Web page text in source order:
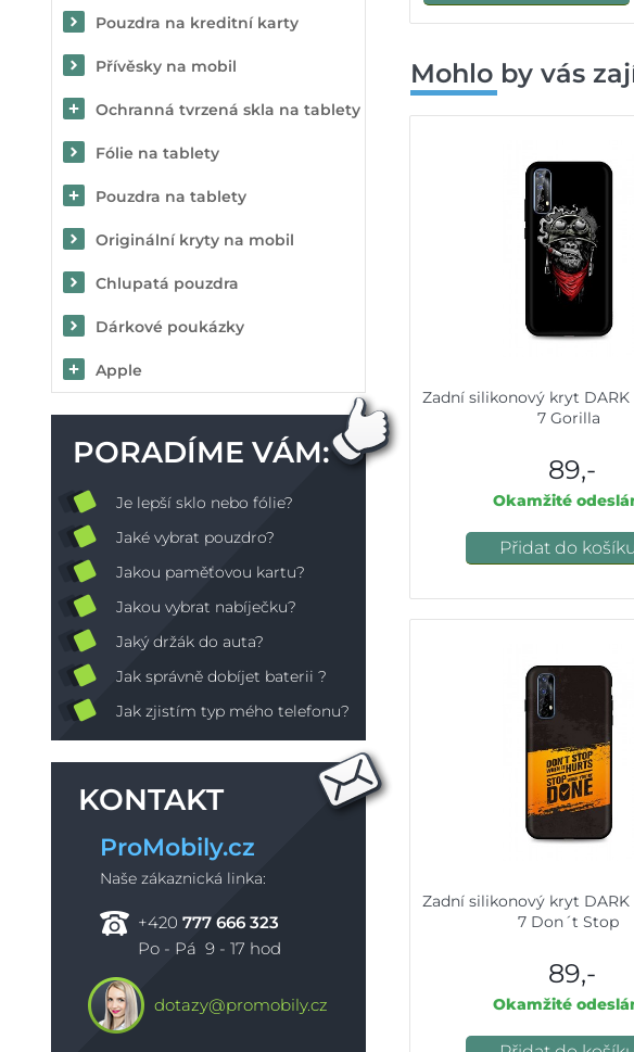
Pouzdra na kreditní karty
Přívěsky na mobil
Ochranná tvrzená skla na tablety
Fólie na tablety
Pouzdra na tablety
Originální kryty na mobil
Chlupatá pouzdra
Dárkové poukázky
Apple
PORADÍME VÁM:
Je lepší sklo nebo fólie?
Jaké vybrat pouzdro?
Jakou paměťovou kartu?
Jakou vybrat nabíječku?
Jaký držák do auta?
Jak správně dobíjet baterii ?
Jak zjistím typ mého telefonu?
KONTAKT
ProMobily.cz
Naše zákaznická linka:
+420 777 666 323
Po - Pá 9 - 17 hod
dotazy@promobily.cz
Mohlo by vás
Zadní silikonový kryt DARK
7 Gorilla
89,-
Okamžité
Přidat do košíku
Zadní silikonový kryt DARK
7 Don´t Stop
89,-
Okamžité